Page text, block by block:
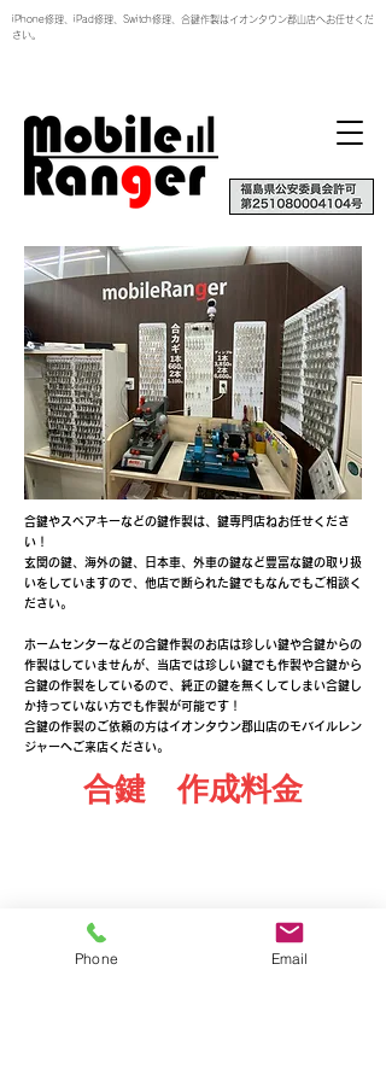
iPhone修理、iPad修理、Switch修理、合鍵作製はイオンタウン郡山店へお任せくだ
さい。
合鍵やスペアキーなどの鍵作製は、鍵専門店ねお任せくださ
い！
玄関の鍵、海外の鍵、日本車、外車の鍵など豊富な鍵の取り扱
いをしていますので、他店で断られた鍵でもなんでもご相談く
ださい。
ホームセンターなどの合鍵作製のお店は珍しい鍵や合鍵からの
作製はしていませんが、当店では珍しい鍵でも作製や合鍵から
合鍵の作製をしているので、純正の鍵を無くしてしまい合鍵し
か持っていない方でも作製が可能です！
​合鍵の作製のご依頼の方はイオンタウン郡山店のモバイルレン
ジャーへご来店ください。
合鍵 作成料金
Phone Email